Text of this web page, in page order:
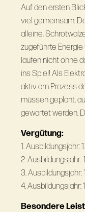
Auf den ersten
viel gemeinsam.
alleine,
zugeführte
laufen nicht ohne
ins Spiel! Als
aktiv am Prozess
müssen geplant,
gewartet werden.
Vergütung:
1. Ausbildungsjahr:
2. Ausbildungsjahr:
3. Ausbildungsjahr:
4. Ausbildungsjahr:
Besondere